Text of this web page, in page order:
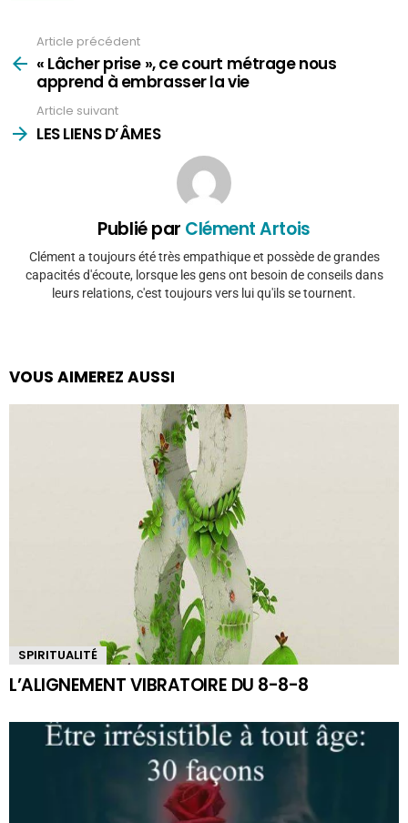
plus
Article précédent
« Lâcher prise », ce court métrage nous
apprend à embrasser la vie
Article suivant
LES LIENS D’ÂMES
Publié par Clément Artois
Clément a toujours été très empathique et possède de grandes
capacités d'écoute, lorsque les gens ont besoin de conseils dans
leurs relations, c'est toujours vers lui qu'ils se tournent.
VOUS AIMEREZ AUSSI
SPIRITUALITÉ
L’ALIGNEMENT VIBRATOIRE DU 8-8-8